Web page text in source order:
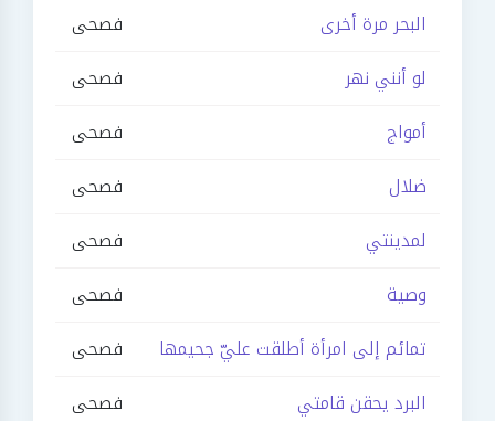
البحر مرة أخرى
فصحى
لو أنني نهر
فصحى
أمواج
فصحى
ضلال
فصحى
لمدينتي
فصحى
وصية
فصحى
تمائم إلى امرأة أطلقت عليّ جحيمها
فصحى
البرد يحقن قامتي
فصحى